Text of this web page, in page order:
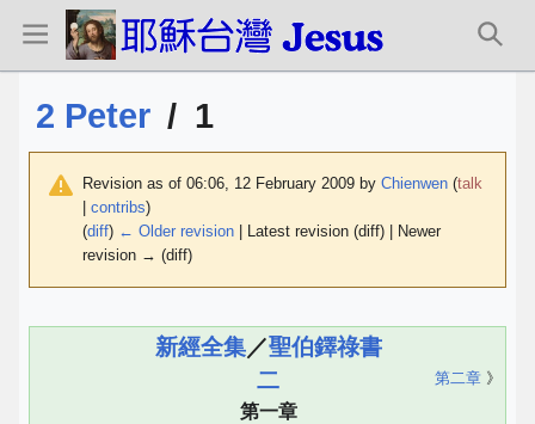
2 Peter / 1
Revision as of 06:06, 12 February 2009 by Chienwen (talk
contribs)
(diff) ← Older revision | Latest revision (diff) | Newer
revision → (diff)
新經全集／聖伯鐸祿書
二
第一章
第二章 》